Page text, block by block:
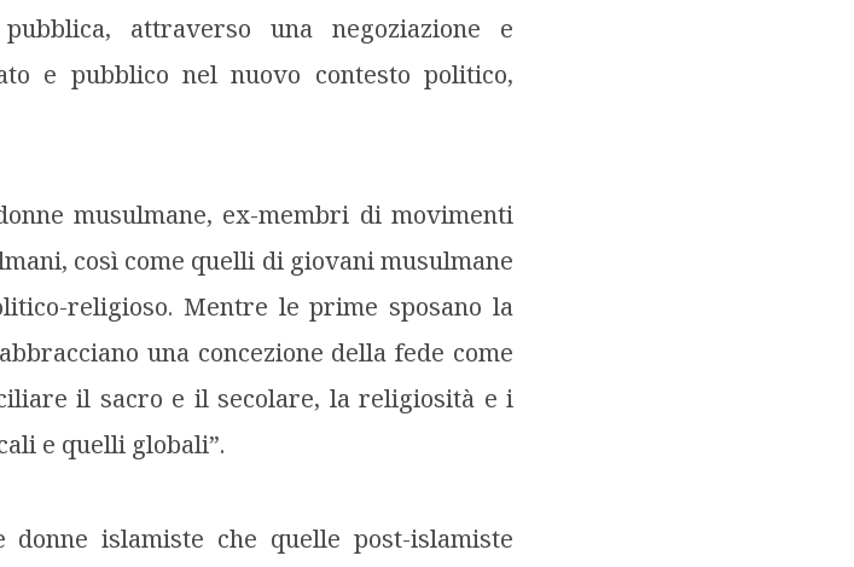
attraverso una negoziazione e
e pubblico nel nuovo contesto politico,
musulmane, ex-membri di movimenti
così come quelli di giovani musulmane
religioso. Mentre le prime sposano la
una concezione della fede come
il sacro e il secolare, la religiosità e i
e quelli globali”.
islamiste che quelle post-islamiste